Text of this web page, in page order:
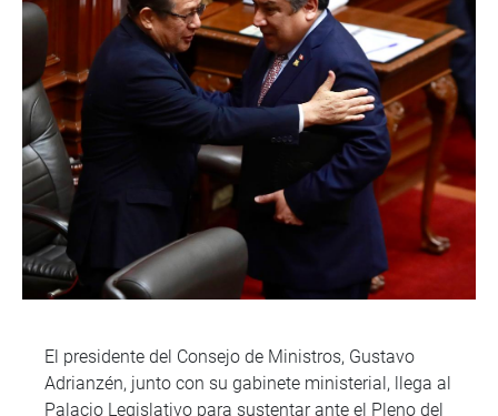
El presidente del Consejo de Ministros, Gustavo
Adrianzén, junto con su gabinete ministerial, llega al
Palacio Legislativo para sustentar ante el Pleno del